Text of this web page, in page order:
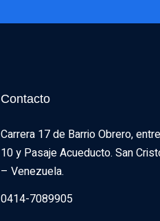
Contacto
Carrera 17 de Barrio Obrero,
10 y Pasaje Acueducto. San
– Venezuela.
0414-7089905